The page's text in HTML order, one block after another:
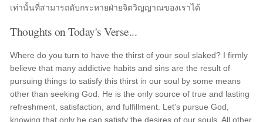
เท่านั้นที่สามารถดับกระหายฝ่ายจิตวิญญาณของเราได้
Thoughts on Today's Verse...
Where do you turn to have the thirst of your soul slaked? I firmly
believe that many addictive habits and sins are the result of
pursuing things to satisfy this thirst in our soul by some means
other than seeking God. He is the only source of true and lasting
refreshment, satisfaction, and fulfillment. Let's pursue God,
knowing that only he can satisfy the desires of our souls. All other